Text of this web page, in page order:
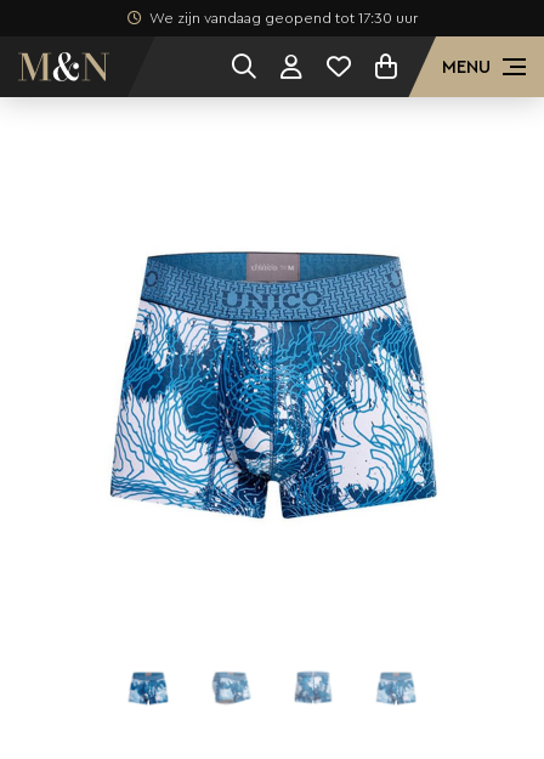
We zijn vandaag geopend tot 17:30 uur
MENU